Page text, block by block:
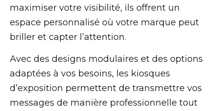
maximiser votre visibilité, ils offrent un
espace personnalisé où votre marque peut
briller et capter l’attention.
Avec des designs modulaires et des options
adaptées à vos besoins, les kiosques
d’exposition permettent de transmettre vos
messages de manière professionnelle tout